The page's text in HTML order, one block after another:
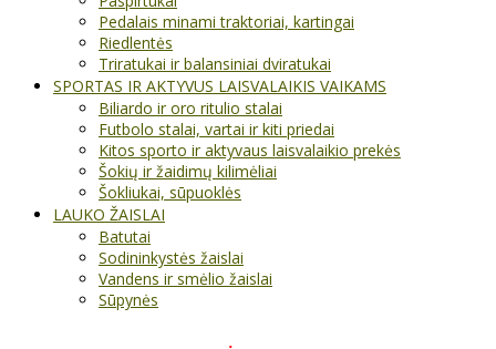
Pedalais minami traktoriai, kartingai
Riedlentės
Triratukai ir balansiniai dviratukai
SPORTAS IR AKTYVUS LAISVALAIKIS VAIKAMS
Biliardo ir oro ritulio stalai
Futbolo stalai, vartai ir kiti priedai
Kitos sporto ir aktyvaus laisvalaikio prekės
Šokių ir žaidimų kilimėliai
Šokliukai, sūpuoklės
LAUKO ŽAISLAI
Batutai
Sodininkystės žaislai
Vandens ir smėlio žaislai
Sūpynės